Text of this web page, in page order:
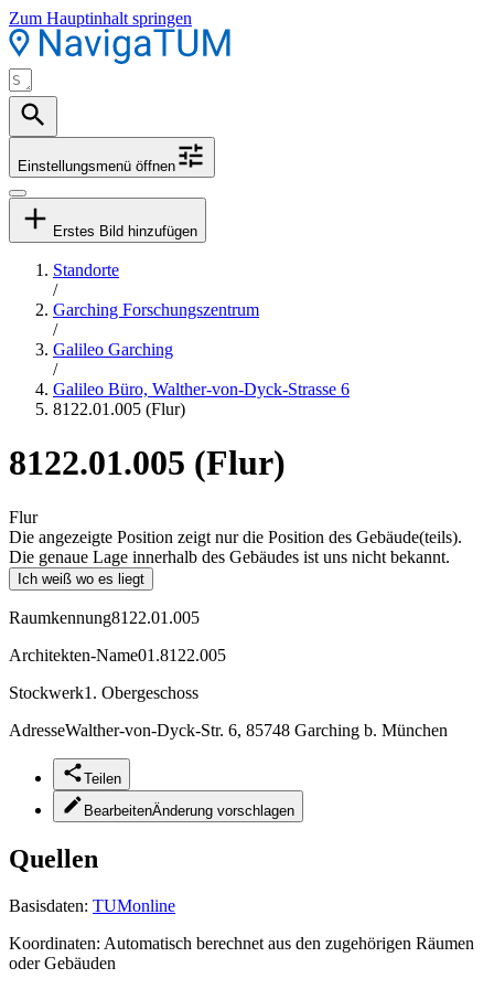
Zum Hauptinhalt springen
Einstellungsmenü öffnen
Erstes Bild hinzufügen
Standorte
/
Garching Forschungszentrum
/
Galileo Garching
/
Galileo Büro, Walther-von-Dyck-Strasse 6
8122.01.005 (Flur)
8122.01.005 (Flur)
Flur
Die angezeigte Position zeigt nur die Position des Gebäude(teils).
Die genaue Lage innerhalb des Gebäudes ist uns nicht bekannt.
Ich weiß wo es liegt
Raumkennung8122.01.005
Architekten-Name01.8122.005
Stockwerk1. Obergeschoss
AdresseWalther-von-Dyck-Str. 6, 85748 Garching b. München
Teilen
BearbeitenÄnderung vorschlagen
Quellen
Basisdaten: TUMonline
Koordinaten: Automatisch berechnet aus den zugehörigen Räumen
oder Gebäuden